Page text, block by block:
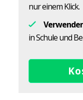
nur einem Klick.
in Schule und